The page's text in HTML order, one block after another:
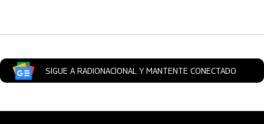
SIGUE A RADIONACIONAL Y MANTENTE CONECTADO